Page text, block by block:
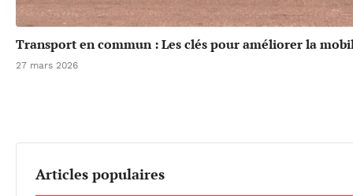
Transport en commun : Les clés pour améliorer la
27 mars 2026
Articles populaires